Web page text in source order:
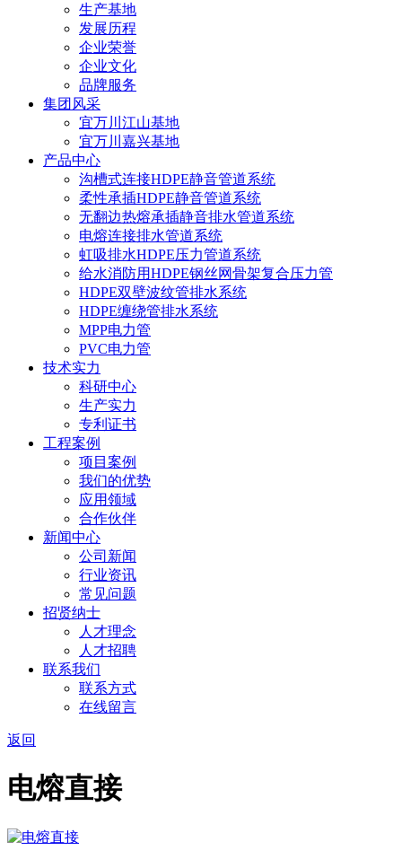
生产基地
发展历程
企业荣誉
企业文化
品牌服务
集团风采
宜万川江山基地
宜万川嘉兴基地
产品中心
沟槽式连接HDPE静音管道系统
柔性承插HDPE静音管道系统
无翻边热熔承插静音排水管道系统
电熔连接排水管道系统
虹吸排水HDPE压力管道系统
给水消防用HDPE钢丝网骨架复合压力管
HDPE双壁波纹管排水系统
HDPE缠绕管排水系统
MPP电力管
PVC电力管
技术实力
科研中心
生产实力
专利证书
工程案例
项目案例
我们的优势
应用领域
合作伙伴
新闻中心
公司新闻
行业资讯
常见问题
招贤纳士
人才理念
人才招聘
联系我们
联系方式
在线留言
返回
电熔直接